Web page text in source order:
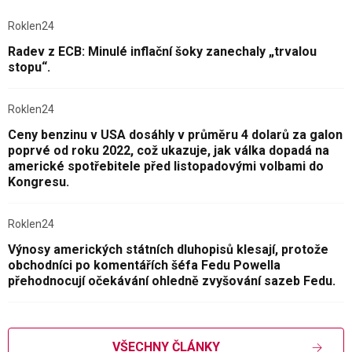
Roklen24
Radev z ECB: Minulé inflační šoky zanechaly „trvalou
stopu“.
Roklen24
Ceny benzinu v USA dosáhly v průměru 4 dolarů za galon
poprvé od roku 2022, což ukazuje, jak válka dopadá na
americké spotřebitele před listopadovými volbami do
Kongresu.
Roklen24
Výnosy amerických státních dluhopisů klesají, protože
obchodníci po komentářích šéfa Fedu Powella
přehodnocují očekávání ohledně zvyšování sazeb Fedu.
VŠECHNY ČLÁNKY